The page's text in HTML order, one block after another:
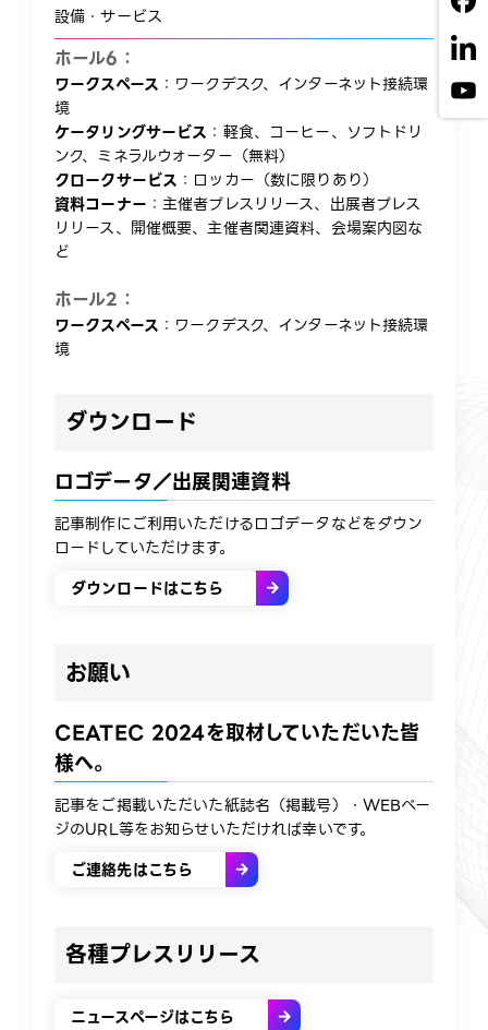
設備・サービス​
ホール6：
ワークスペース ：ワークデスク、インターネット接続環
境​
ケータリングサービス ：軽食、コーヒー、ソフトドリ
ンク、ミネラルウォーター（無料）​
クロークサービス ：ロッカー（数に限りあり）​​
資料コーナー ：主催者プレスリリース、出展者プレス
リリース、開催概要、主催者関連資料、会場案内図な
ど​
ホール2：
ワークスペース ：ワークデスク、インターネット接続環
境​
ダウンロード​
ロゴデータ／出展関連資料
​記事制作にご利用いただけるロゴデータなどをダウン
ロードしていただけます。​
ダウンロードはこちら
お願い​
CEATEC 2024を取材していただいた皆
様へ。
記事をご掲載いただいた紙誌名（掲載号）・WEBペー
ジのURL等をお知らせいただければ幸いです。​
ご連絡先はこちら
各種プレスリリース
ニュースページはこちら